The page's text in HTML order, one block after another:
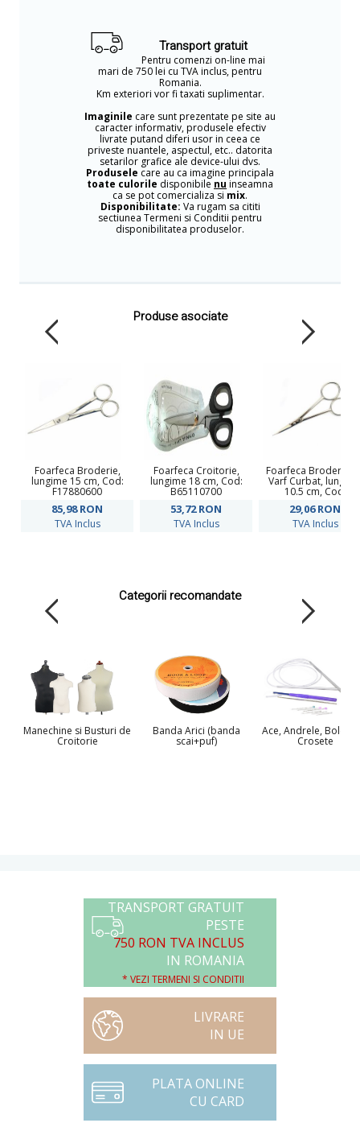
Transport gratuit
Pentru comenzi on-line mai
mari de 750 lei cu TVA inclus, pentru
Romania.
Km exteriori vor fi taxati suplimentar.
Imaginile care sunt prezentate pe site au
caracter informativ, produsele efectiv
livrate putand diferi usor in ceea ce
priveste nuantele, aspectul, etc.. datorita
setarilor grafice ale device-ului dvs.
Produsele care au ca imagine principala
toate culorile disponibile nu inseamna
ca se pot comercializa si mix.
Disponibilitate: Va rugam sa cititi
sectiunea Termeni si Conditii pentru
disponibilitatea produselor.
Produse asociate
Foarfeca Broderie,
lungime 15 cm, Cod:
F17880600
85,98RON
TVA Inclus
Foarfeca Croitorie,
lungime 18 cm, Cod:
B65110700
53,72RON
TVA Inclus
Foarfeca Broderie,
Varf Curbat,
10.5 cm, Cod:
29,06RON
TVA Inclus
Categorii recomandate
Manechine si Busturi de
Croitorie
Banda Arici (banda
scai+puf)
Ace, Andrele,
Crosete
TRANSPORT GRATUIT
PESTE
750 RON TVA INCLUS
IN ROMANIA
* VEZI TERMENI SI CONDITII
LIVRARE
IN UE
PLATA ONLINE
CU CARD